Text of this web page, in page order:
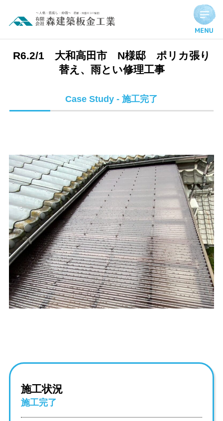
R6.2/1 大和高田市 N様邸 ポリカ張り替え、雨とい修理工
R6.2/1 大和高田市 N様邸 ポリカ張り
替え、雨とい修理工事
Case Study - 施工完了
施工状況
施工完了